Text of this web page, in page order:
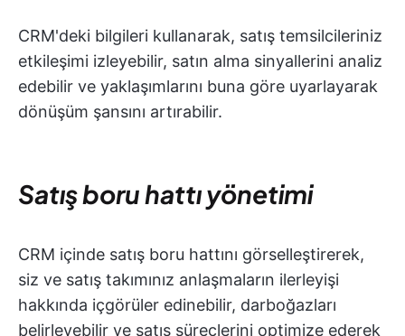
CRM'deki bilgileri kullanarak, satış temsilcileriniz
etkileşimi izleyebilir, satın alma sinyallerini analiz
edebilir ve yaklaşımlarını buna göre uyarlayarak
dönüşüm şansını artırabilir.
Satış boru hattı yönetimi
CRM içinde satış boru hattını görselleştirerek,
siz ve satış takımınız anlaşmaların ilerleyişi
hakkında içgörüler edinebilir, darboğazları
belirleyebilir ve satış süreçlerini optimize ederek